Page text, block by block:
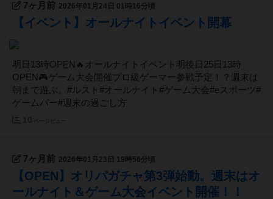
7ヶ月前 2026年01月24日 01時16分頃
【イベント】オールナイトイベント開幕
明日13時OPEN🔥オールナイトイベント明後日25日13時
OPEN🎮ゲーム大会開催プロ級ゲーマー参戦予定！？週末は
朝まで遊ぶ。#ルスト#オールナイト#ゲーム大会#eスポーツ#
ゲームバー#週末の過ごし方
7ヶ月前 2026年01月23日 19時56分頃
【OPEN】オリパガチャ第3弾始動。週末はオ
ールナイト＆ゲーム大会イベント開催！！